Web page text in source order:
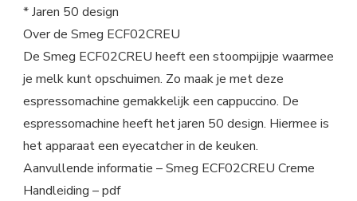
* Jaren 50 design
Over de Smeg ECF02CREU
De Smeg ECF02CREU heeft een stoompijpje waarmee
je melk kunt opschuimen. Zo maak je met deze
espressomachine gemakkelijk een cappuccino. De
espressomachine heeft het jaren 50 design. Hiermee is
het apparaat een eyecatcher in de keuken.
Aanvullende informatie – Smeg ECF02CREU Creme
Handleiding – pdf